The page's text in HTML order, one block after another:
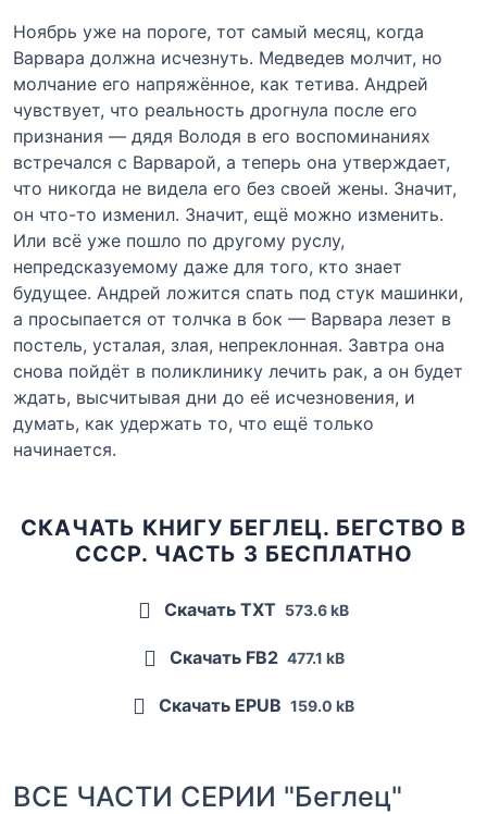
Ноябрь уже на пороге, тот самый месяц, когда
Варвара должна исчезнуть. Медведев молчит, но
молчание его напряжённое, как тетива. Андрей
чувствует, что реальность дрогнула после его
признания — дядя Володя в его воспоминаниях
встречался с Варварой, а теперь она утверждает,
что никогда не видела его без своей жены. Значит,
он что-то изменил. Значит, ещё можно изменить.
Или всё уже пошло по другому руслу,
непредсказуемому даже для того, кто знает
будущее. Андрей ложится спать под стук машинки,
а просыпается от толчка в бок — Варвара лезет в
постель, усталая, злая, непреклонная. Завтра она
снова пойдёт в поликлинику лечить рак, а он будет
ждать, высчитывая дни до её исчезновения, и
думать, как удержать то, что ещё только
начинается.
СКАЧАТЬ КНИГУ БЕГЛЕЦ. БЕГСТВО В
СССР. ЧАСТЬ 3 БЕСПЛАТНО
Скачать TXT 573.6 kB
Скачать FB2 477.1 kB
Скачать EPUB 159.0 kB
ВСЕ ЧАСТИ СЕРИИ "Беглец"